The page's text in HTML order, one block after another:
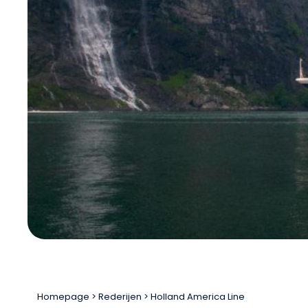
Homepage Rederijen Holland America Line